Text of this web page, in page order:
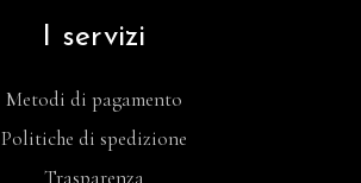
I servizi
Metodi di pagamento
Politiche di spedizione
Trasparenza